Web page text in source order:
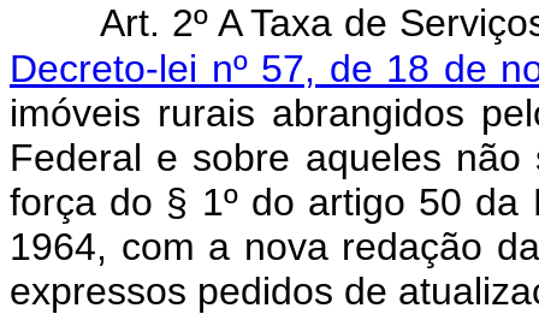
Art. 2º A Taxa de
Decreto-lei nº 57, de 18 de
imóveis rurais abrangidos
Federal e sobre aqueles
força do § 1º do artigo 50 da
1964, com a nova redação
expressos pedidos de